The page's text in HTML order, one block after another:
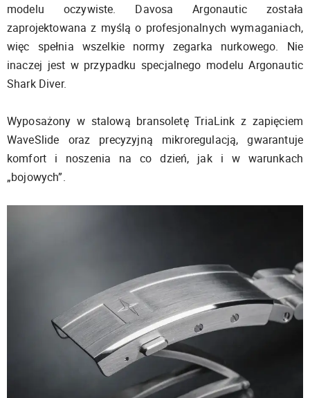
modelu oczywiste. Davosa Argonautic została
zaprojektowana z myślą o profesjonalnych wymaganiach,
więc spełnia wszelkie normy zegarka nurkowego. Nie
inaczej jest w przypadku specjalnego modelu Argonautic
Shark Diver.
Wyposażony w stalową bransoletę TriaLink z zapięciem
WaveSlide oraz precyzyjną mikroregulacją, gwarantuje
komfort i noszenia na co dzień, jak i w warunkach
„bojowych”.